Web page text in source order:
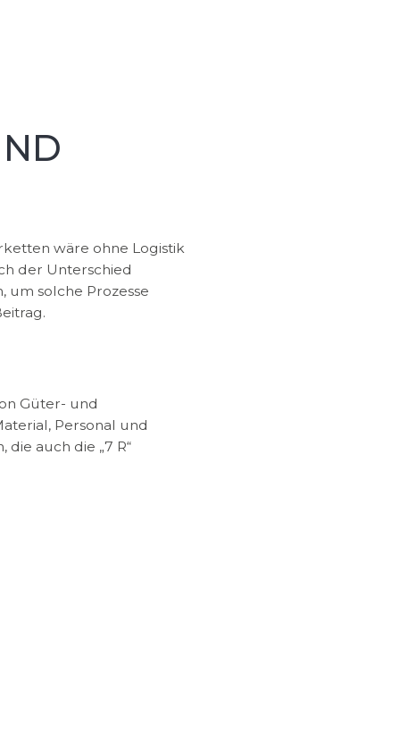
wäre ohne Logistik
der Unterschied
um solche Prozesse
Güter- und
Personal und
auch die „7 R“